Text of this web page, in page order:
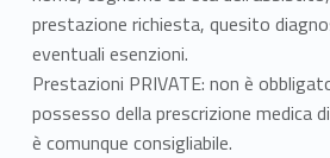
prestazione richiesta, quesito
eventuali esenzioni.
Prestazioni PRIVATE: non è
possesso della prescrizione medica
è comunque consigliabile.